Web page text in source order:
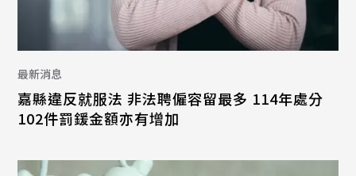
最新消息
嘉縣違反就服法 非法聘僱容留最多 114年處分
102件罰鍰金額亦有增加